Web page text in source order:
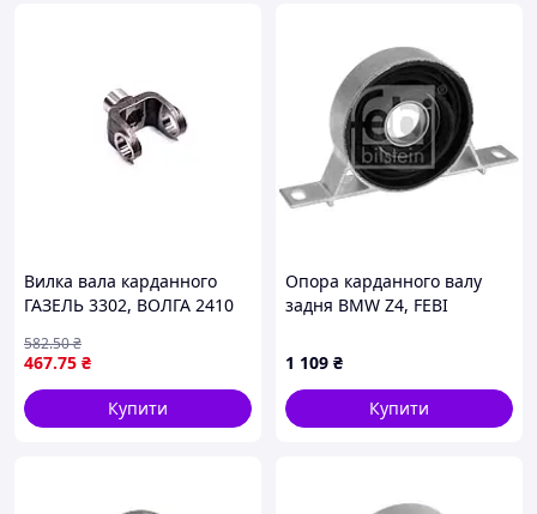
Вилка вала карданного
ГАЗЕЛЬ 3302, ВОЛГА 2410
Украина) О 0422617882
467.75 ₴
582.50₴
Купити
Опора карданного валу
задня BMW Z4, FEBI
1 109 ₴
Купити